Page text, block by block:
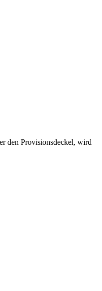
den Provisionsdeckel, wird